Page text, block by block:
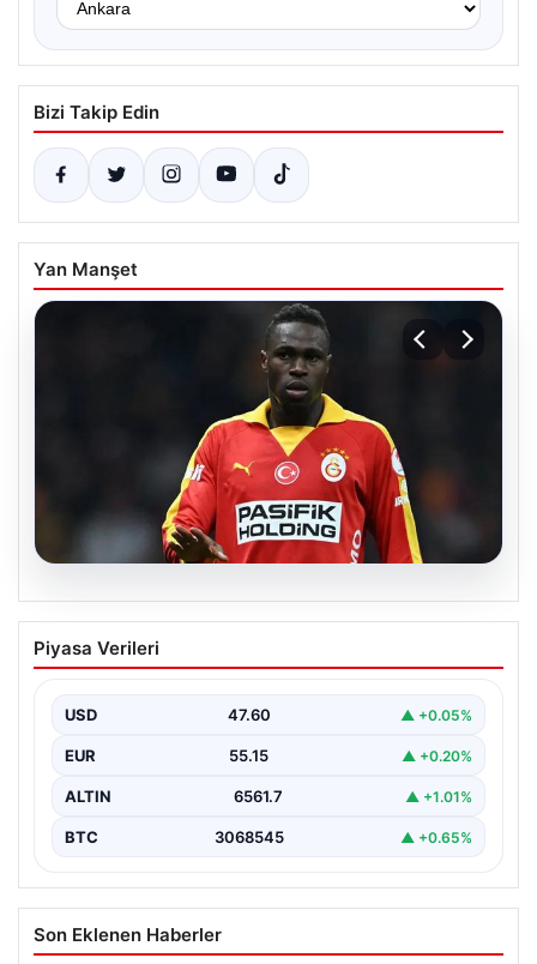
Bizi Takip Edin
Yan Manşet
05.08.2026
Galatasaray’da daha sezon başlamadan
Singo’dan kötü haber!
Başlangıç: Singo'nun Durumu Belirsizliğini Koruyor",
"content": "Galatasaray,…
Piyasa Verileri
USD 47.60 ▲ +0.05%
EUR 55.15 ▲ +0.20%
ALTIN 6561.7 ▲ +1.01%
BTC 3068545 ▲ +0.65%
Son Eklenen Haberler